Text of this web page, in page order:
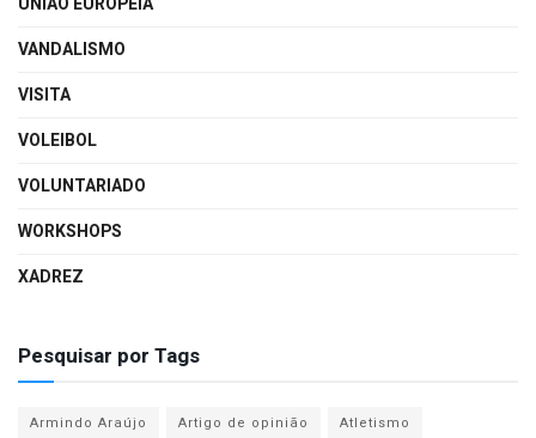
VANDALISMO
VISITA
VOLEIBOL
VOLUNTARIADO
WORKSHOPS
XADREZ
Pesquisar por Tags
Armindo Araújo Artigo de opinião
Atletismo